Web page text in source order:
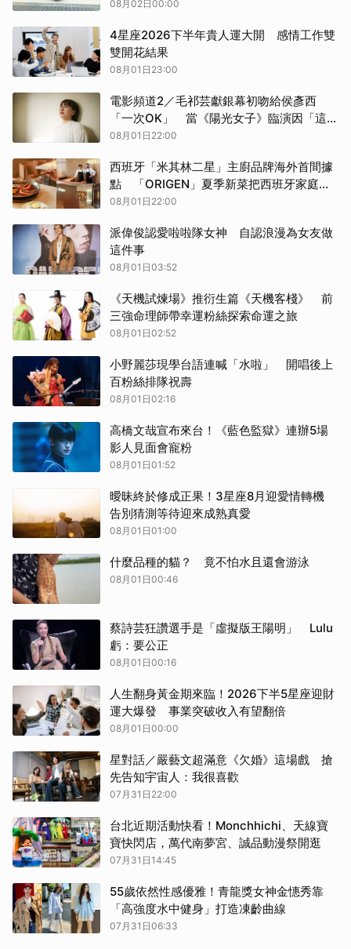
08月02日00:00
4星座2026下半年貴人運大開 感情工作雙
雙開花結果
08月01日23:00
電影頻道2／毛祁芸獻銀幕初吻給侯彥西
「一次OK」 當《陽光女子》臨演因「這動
作」被喊卡
08月01日22:00
西班牙「米其林二星」主廚品牌海外首間據
點 「ORIGEN」夏季新菜把西班牙家庭餐
桌搬進台北
08月01日22:00
派偉俊認愛啦啦隊女神 自認浪漫為女友做
這件事
08月01日03:52
《天機試煉場》推衍生篇《天機客棧》 前
三強命理師帶幸運粉絲探索命運之旅
08月01日02:52
小野麗莎現學台語連喊「水啦」 開唱後上
百粉絲排隊祝壽
08月01日02:16
高橋文哉宣布來台！《藍色監獄》連辦5場
影人見面會寵粉
08月01日01:52
曖昧終於修成正果！3星座8月迎愛情轉機
告別猜測等待迎來成熟真愛
08月01日01:00
什麼品種的貓？ 竟不怕水且還會游泳
08月01日00:46
蔡詩芸狂讚選手是「虛擬版王陽明」 Lulu
虧：要公正
08月01日00:16
人生翻身黃金期來臨！2026下半5星座迎財
運大爆發 事業突破收入有望翻倍
08月01日00:00
星對話／嚴藝文超滿意《欠婚》這場戲 搶
先告知宇宙人：我很喜歡
07月31日22:00
台北近期活動快看！Monchhichi、天線寶
寶快閃店，萬代南夢宮、誠品動漫祭開逛
07月31日14:45
55歲依然性感優雅！青龍獎女神金憓秀靠
「高強度水中健身」打造凍齡曲線
07月31日06:33